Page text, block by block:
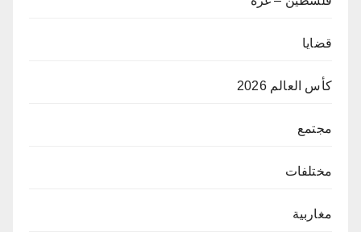
قضايا
كأس العالم 2026
مجتمع
مختلفات
مغاربية